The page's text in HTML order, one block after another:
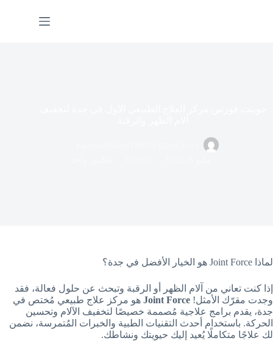
لماذا Joint Force هو الخيار الأفضل في جدة؟
إذا كنت تعاني من آلام الظهر أو الرقبة وتبحث عن حلول فعالة، فقد
وجدت مقرّك الأمثل! Joint Force هو مركز علاج طبيعي مُختص في
جدة، يقدم برامج علاجية مُصممة خصيصًا لتخفيف الآلام وتحسين
الحركة. باستخدام أحدث التقنيات الطبية والخبرات المُتمرسة، نضمن
لك علاجًا متكاملًا يُعيد إليك حيويتك ونشاطك.